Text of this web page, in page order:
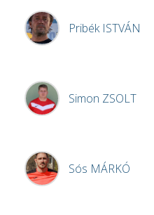
Pribék ISTVÁN
Simon ZSOLT
Sós MÁRKÓ